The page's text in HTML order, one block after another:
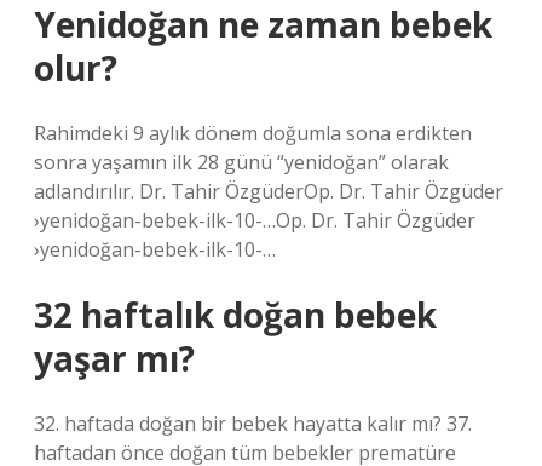
Yenidoğan ne zaman bebek
olur?
Rahimdeki 9 aylık dönem doğumla sona erdikten
sonra yaşamın ilk 28 günü “yenidoğan” olarak
adlandırılır. Dr. Tahir ÖzgüderOp. Dr. Tahir Özgüder
›yenidoğan-bebek-ilk-10-…Op. Dr. Tahir Özgüder
›yenidoğan-bebek-ilk-10-…
32 haftalık doğan bebek
yaşar mı?
32. haftada doğan bir bebek hayatta kalır mı? 37.
haftadan önce doğan tüm bebekler prematüre